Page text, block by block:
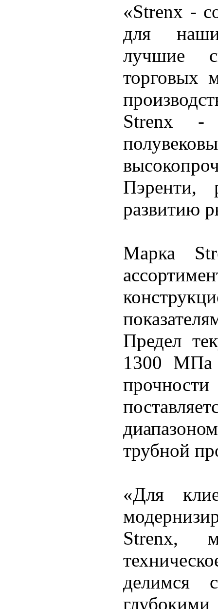
«Strenx -
для
лучшие
торговых
Strenx -
Пэренти,
развитию
Марка
Предел
1300 МПа
трубной
«Для
Strenx,
делимся